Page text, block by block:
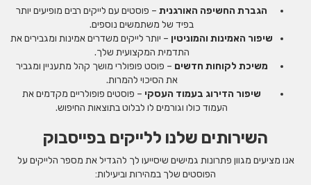
הגברת החשיפה האורגנית – פוסטים עם לייקים רבים מופיעים יותר
בפיד של משתמשים נוספים.
שיפור האמינות והמוניטין – יותר לייקים משדרים אמינות ומגבירים את
התדמית המקצועית שלך.
משיכת לקוחות חדשים – פוסט פופולרי מושך קהל מתעניין ומגביר
את הסיכוי להמרות.
שיפור הדירוג בעמוד העסקי – פוסטים פופולריים מקדמים את
העמוד כולו וגורמים לו לבלוט בתוצאות החיפוש.
השירותים שלנו ללייקים בפייסבוק
אנו מציעים מגוון פתרונות גמישים שיסייעו לך להגדיל את מספר הלייקים על
הפוסטים שלך במהירות וביעילות: